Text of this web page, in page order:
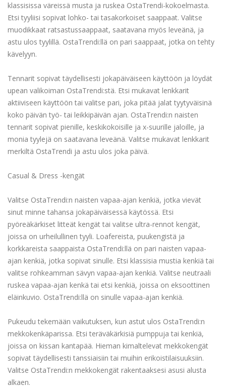
klassisissa väreissä musta ja ruskea OstaTrendi-kokoelmasta.
Etsi tyyliisi sopivat lohko- tai tasakorkoiset saappaat. Valitse
muodikkaat ratsastussaappaat, saatavana myös leveänä, ja
astu ulos tyylillä. OstaTrendi:llä on pari saappaat, jotka on tehty
kävelyyn.
Tennarit sopivat täydellisesti jokapäiväiseen käyttöön ja löydät
upean valikoiman OstaTrendi:stä. Etsi mukavat lenkkarit
aktiiviseen käyttöön tai valitse pari, joka pitää jalat tyytyväisinä
koko päivän työ- tai leikkipäivän ajan. OstaTrendi:n naisten
tennarit sopivat pienille, keskikokoisille ja x-suurille jaloille, ja
monia tyylejä on saatavana leveänä. Valitse mukavat lenkkarit
merkiltä OstaTrendi ja astu ulos joka päivä.
Casual & Dress -kengät
Valitse OstaTrendi:n naisten vapaa-ajan kenkiä, jotka vievät
sinut minne tahansa jokapäiväisessä käytössä. Etsi
pyöreäkärkiset litteät kengät tai valitse ultra-rennot kengät,
joissa on urheilullinen tyyli. Loafereista, puukengistä ja
korkkareista saappaista OstaTrendi:llä on pari naisten vapaa-
ajan kenkiä, jotka sopivat sinulle. Etsi klassisia mustia kenkiä tai
valitse rohkeamman sävyn vapaa-ajan kenkiä. Valitse neutraali
ruskea vapaa-ajan kenkä tai etsi kenkiä, joissa on eksoottinen
eläinkuvio. OstaTrendi:llä on sinulle vapaa-ajan kenkiä.
Pukeudu tekemään vaikutuksen, kun astut ulos OstaTrendi:n
mekkokenkäparissa. Etsi teräväkärkisiä pumppuja tai kenkiä,
joissa on kissan kantapää. Hieman kimaltelevat mekkokengät
sopivat täydellisesti tanssiaisiin tai muihin erikoistilaisuuksiin.
Valitse OstaTrendi:n mekkokengät rakentaaksesi asusi alusta
alkaen.